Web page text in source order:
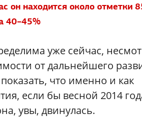
он находится около отметки
40–45%
уже сейчас,
от дальнейшего
что именно и как
если бы весной 2014
увы, двинулась.